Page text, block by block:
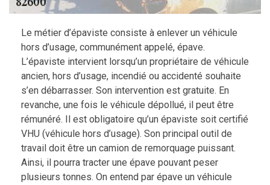
Le métier d’épaviste consiste à enlever un véhicule
hors d’usage, communément appelé, épave.
L’épaviste intervient lorsqu’un propriétaire de véhicule
ancien, hors d’usage, incendié ou accidenté souhaite
s’en débarrasser. Son intervention est gratuite. En
revanche, une fois le véhicule dépollué, il peut être
rémunéré. Il est obligatoire qu’un épaviste soit certifié
VHU (véhicule hors d’usage). Son principal outil de
travail doit être un camion de remorquage puissant.
Ainsi, il pourra tracter une épave pouvant peser
plusieurs tonnes. On entend par épave un véhicule